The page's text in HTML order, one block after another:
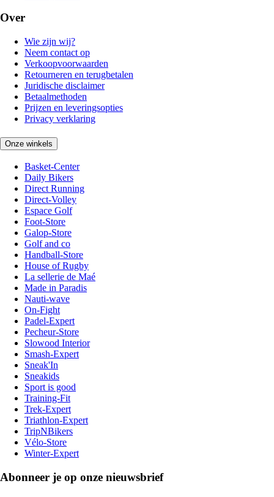
Over
Wie zijn wij?
Neem contact op
Verkoopvoorwaarden
Retourneren en terugbetalen
Juridische disclaimer
Betaalmethoden
Prijzen en leveringsopties
Privacy verklaring
Onze winkels
Basket-Center
Daily Bikers
Direct Running
Direct-Volley
Espace Golf
Foot-Store
Galop-Store
Golf and co
Handball-Store
House of Rugby
La sellerie de Maé
Made in Paradis
Nauti-wave
On-Fight
Padel-Expert
Pecheur-Store
Slowood Interior
Smash-Expert
Sneak'In
Sneakids
Sport is good
Training-Fit
Trek-Expert
Triathlon-Expert
TripNBikers
Vélo-Store
Winter-Expert
Abonneer je op onze nieuwsbrief